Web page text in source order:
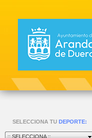
SELECCIONA TU DEPORTE:
:: SELECCIONA ::